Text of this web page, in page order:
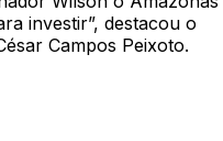
investir”, destacou o
Campos Peixoto.